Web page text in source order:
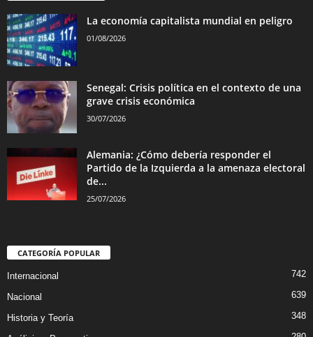
La economía capitalista mundial en peligro
01/08/2026
Senegal: Crisis política en el contexto de una
grave crisis económica
30/07/2026
Alemania: ¿Cómo debería responder el
Partido de la Izquierda a la amenaza electoral
de...
25/07/2026
CATEGORÍA POPULAR
Internacional 742
Nacional 639
Historia y Teoría 348